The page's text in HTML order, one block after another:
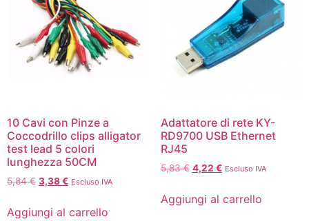
10 Cavi con Pinze a
Coccodrillo clips alligator
test lead 5 colori
lunghezza 50CM
5,84€ 3,38€ Escluso IVA
Aggiungi al carrello
Adattatore di rete KY-
RD9700 USB Ethernet
RJ45
5,83€ 4,22 € Escluso IVA
Aggiungi al carrello